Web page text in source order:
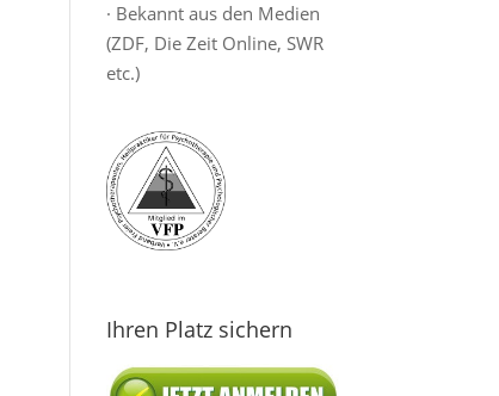
· Bekannt aus den Medien
(ZDF, Die Zeit Online, SWR
etc.)
Ihren Platz sichern